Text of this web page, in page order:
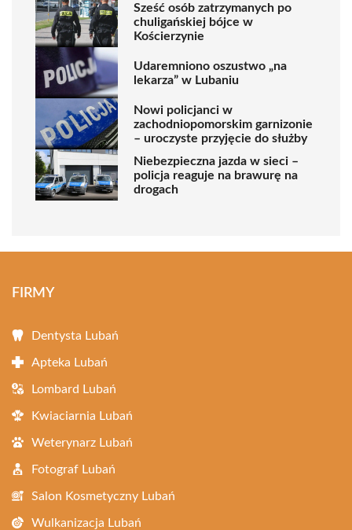
Sześć osób zatrzymanych po
chuligańskiej bójce w
Kościerzynie
Udaremniono oszustwo „na
lekarza” w Lubaniu
Nowi policjanci w
zachodniopomorskim garnizonie
– uroczyste przyjęcie do służby
Niebezpieczna jazda w sieci –
policja reaguje na brawurę na
drogach
FIRMY
Dentysta Lubań
Apteka Lubań
Lombard Lubań
Kwiaciarnia Lubań
Weterynarz Lubań
Fotograf Lubań
Salon Kosmetyczny Lubań
Wulkanizacja Lubań